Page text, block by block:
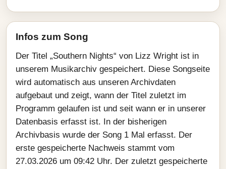
Infos zum Song
Der Titel „Southern Nights“ von Lizz Wright ist in
unserem Musikarchiv gespeichert. Diese Songseite
wird automatisch aus unseren Archivdaten
aufgebaut und zeigt, wann der Titel zuletzt im
Programm gelaufen ist und seit wann er in unserer
Datenbasis erfasst ist. In der bisherigen
Archivbasis wurde der Song 1 Mal erfasst. Der
erste gespeicherte Nachweis stammt vom
27.03.2026 um 09:42 Uhr. Der zuletzt gespeicherte